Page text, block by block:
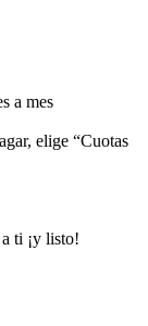
a mes
elige “Cuotas
ti ¡y listo!